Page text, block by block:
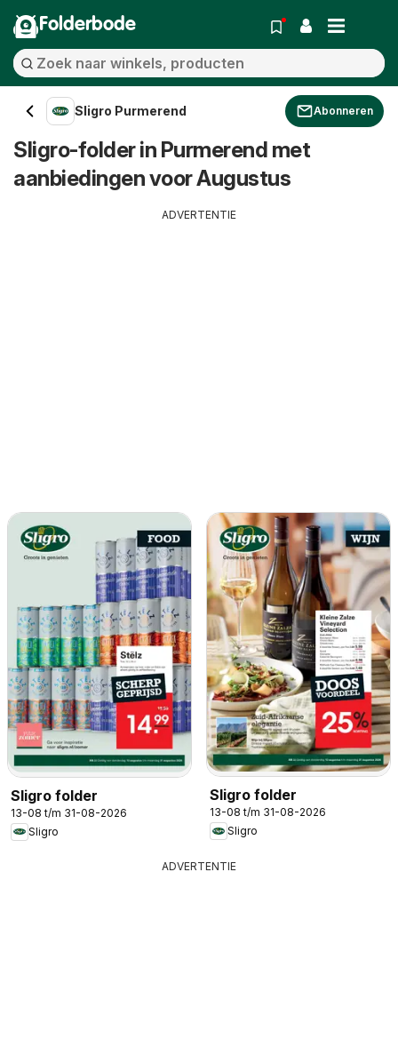
Folderbode
Sligro Purmerend Abonneren
Sligro-folder in Purmerend met
aanbiedingen voor Augustus
ADVERTENTIE
Sligro folder
13-08 t/m 31-08-2026
Sligro
Sligro folder
13-08 t/m 31-08-2026
Sligro
ADVERTENTIE